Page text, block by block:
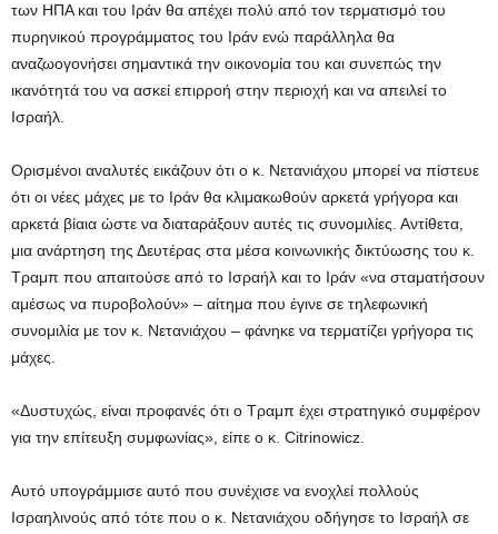
των ΗΠΑ και του Ιράν θα απέχει πολύ από τον τερματισμό του
πυρηνικού προγράμματος του Ιράν ενώ παράλληλα θα
αναζωογονήσει σημαντικά την οικονομία του και συνεπώς την
ικανότητά του να ασκεί επιρροή στην περιοχή και να απειλεί το
Ισραήλ.
Ορισμένοι αναλυτές εικάζουν ότι ο κ. Νετανιάχου μπορεί να πίστευε
ότι οι νέες μάχες με το Ιράν θα κλιμακωθούν αρκετά γρήγορα και
αρκετά βίαια ώστε να διαταράξουν αυτές τις συνομιλίες. Αντίθετα,
μια ανάρτηση της Δευτέρας στα μέσα κοινωνικής δικτύωσης του κ.
Τραμπ που απαιτούσε από το Ισραήλ και το Ιράν «να σταματήσουν
αμέσως να πυροβολούν» – αίτημα που έγινε σε τηλεφωνική
συνομιλία με τον κ. Νετανιάχου – φάνηκε να τερματίζει γρήγορα τις
μάχες.
«Δυστυχώς, είναι προφανές ότι ο Τραμπ έχει στρατηγικό συμφέρον
για την επίτευξη συμφωνίας», είπε ο κ. Citrinowicz.
Αυτό υπογράμμισε αυτό που συνέχισε να ενοχλεί πολλούς
Ισραηλινούς από τότε που ο κ. Νετανιάχου οδήγησε το Ισραήλ σε